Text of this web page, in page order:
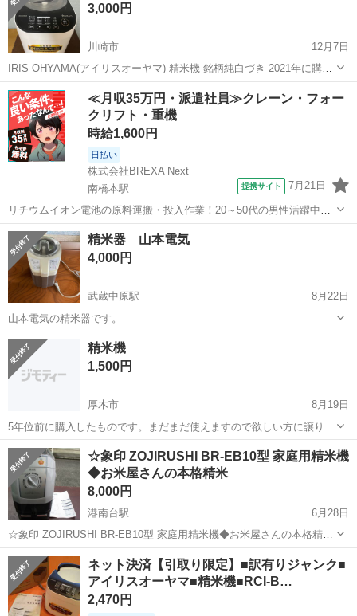
3,000円
川崎市
12月7日
IRIS OHYAMA(アイリスオーヤマ) 精米機 銘柄純白づき 2021年に購入
し、1年ほど使用しました。動作確認済みです。 中古品・自宅保管品
につき、ご理解のほどよろしくお願い致します。
神奈川 川崎市 キッチン家電 アイリスオーヤマ
≪月収35万円・派遣社員≫クレーン・フォー
クリフト・重機
時給1,600円
日払い
株式会社BREXA Next
南橋本駅
提携サイト 7月21日
リチウムイオン電池の原料運搬・投入作業！20～50代の男性活躍中★
ワンルーム寮完備！赴任旅費会社負担！年間休日130日★フォークリフ
ト免許お持ちの方、活躍中！就業先食堂利用可★《神奈川県相模原
市》 人気の工場のお仕事 ◇電...
神奈川 相模原市 南橋本駅 その他
精米器 山本電気
4,000円
武蔵中原駅
8月22日
山本電気の精米器です。
神奈川 川崎市 武蔵中原駅
精米機
1,500円
厚木市
8月19日
5年位前に購入したものです。まだまだ使えますので欲しい方に譲りま
す。
神奈川 厚木市 キッチン家電
☆象印 ZOJIRUSHI BR-EB10型 家庭用精米機
◆お米屋さんの本格精米
8,000円
港南台駅
6月28日
☆象印 ZOJIRUSHI BR-EB10型 家庭用精米機◆お米屋さんの本格精米
●写真に写っている物が全てです。 ●動作は問題ありませんでしたが、
商品到着後当日を含め7日間以内に動作を確認していただき、その後
は...
神奈川 横浜市 港南台駅 キッチン家電 白米
ネット決済【引取り限定】■訳有りジャンク■
アイリスオーヤマ■精米機■RCI-B…
2,470円